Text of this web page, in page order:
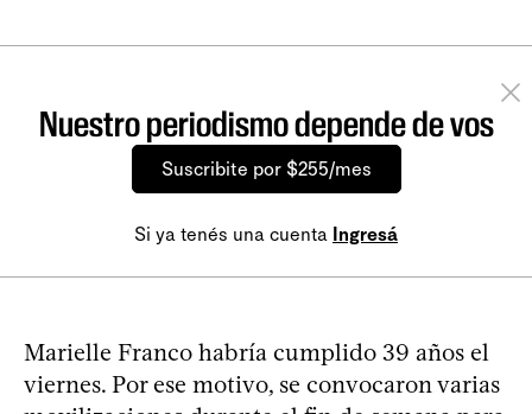
Nuestro periodismo depende de vos
Suscribite por $255/mes
Si ya tenés una cuenta Ingresá
Marielle Franco habría cumplido 39 años el
viernes. Por ese motivo, se convocaron varias